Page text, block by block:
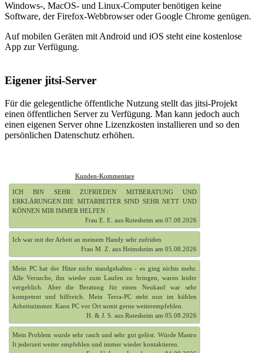
Windows-, MacOS- und Linux-Computer benötigen keine
Software, der Firefox-Webbrowser oder Google Chrome genügen.
Auf mobilen Geräten mit Android und iOS steht eine kostenlose
App zur Verfügung.
Eigener jitsi-Server
Für die gelegentliche öffentliche Nutzung stellt das jitsi-Projekt
einen öffentlichen Server zu Verfügung. Man kann jedoch auch
einen eigenen Server ohne Lizenzkosten installieren und so den
persönlichen Datenschutz erhöhen.
Kunden-Kommentare
ICH BIN SEHR ZUFRIEDEN MITBERATUNG UND
ERKLÄRUNGEN.DIE MITARBEITER SIND SEHR NETT UND
KÖNNEN MIR IMMER HELFEN :
Frau E. E. aus Rutesheim am 07.08.2026
Ich war mit der Arbeit an meinem Handy sehr zufriden
Frau M. Z. aus Heimsheim am 05.08.2026
Mein PC hat der Hitze nicht standgehalten - es ging nichts mehr.
Alle Versuche, ihn wieder zum Laufen zu bringen, waren leider
vergeblich. Aber die Beratung für einen Neukauf war sehr
kompetent und hilfreich. Mein Terra-PC steht nun im kühlen
Arbeitszimmer. Kann PC vor Ort somit gerne weiterempfehlen.
H. & J. S. aus Rutesheim am 05.08.2026
Mein Problem wurde sehr rasch und sehr gut gelöst. Würde Mastro
It jederzeit weiter empfehlen und immer wieder kontaktieren.